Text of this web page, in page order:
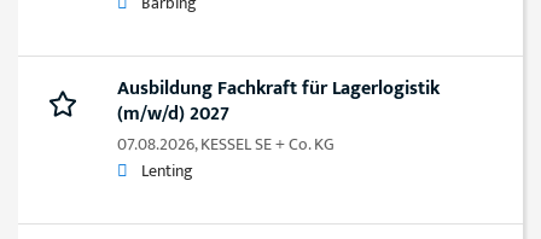
Ausbildung Fachkraft für Lagerlogistik
(m/w/d) 2027
07.08.2026,KESSEL SE + Co. KG
Lenting